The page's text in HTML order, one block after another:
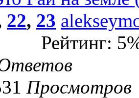
22, 23
Рейтинг:
Просмотров